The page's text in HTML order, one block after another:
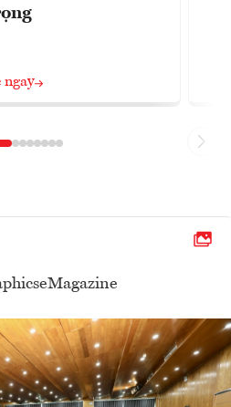
ngay
eMagazine